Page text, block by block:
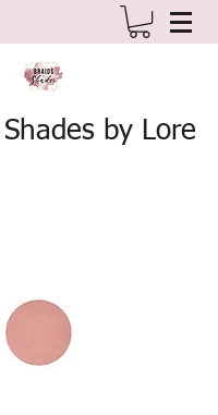
by Lore